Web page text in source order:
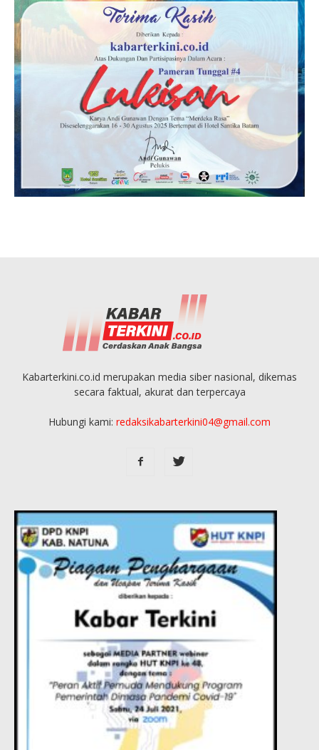
Kabarterkini.co.id merupakan media siber nasional, dikemas
secara faktual, akurat dan terpercaya
Hubungi kami: redaksikabarterkini04@gmail.com